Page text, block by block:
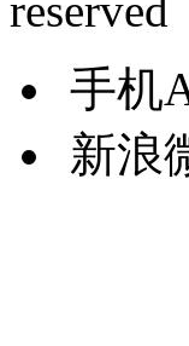
手机
新浪